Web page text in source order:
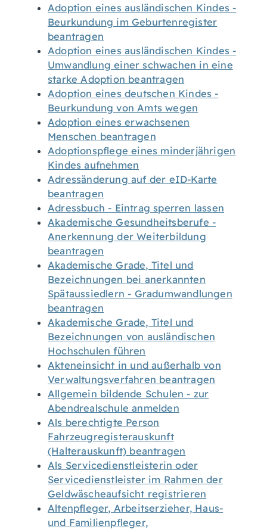
Adoption eines ausländischen Kindes -
Beurkundung im Geburtenregister
beantragen
Adoption eines ausländischen Kindes -
Umwandlung einer schwachen in eine
starke Adoption beantragen
Adoption eines deutschen Kindes -
Beurkundung von Amts wegen
Adoption eines erwachsenen
Menschen beantragen
Adoptionspflege eines minderjährigen
Kindes aufnehmen
Adressänderung auf der eID-Karte
beantragen
Adressbuch - Eintrag sperren lassen
Akademische Gesundheitsberufe -
Anerkennung der Weiterbildung
beantragen
Akademische Grade, Titel und
Bezeichnungen bei anerkannten
Spätaussiedlern - Gradumwandlungen
beantragen
Akademische Grade, Titel und
Bezeichnungen von ausländischen
Hochschulen führen
Akteneinsicht in und außerhalb von
Verwaltungsverfahren beantragen
Allgemein bildende Schulen - zur
Abendrealschule anmelden
Als berechtigte Person
Fahrzeugregisterauskunft
(Halterauskunft) beantragen
Als Servicedienstleisterin oder
Servicedienstleister im Rahmen der
Geldwäscheaufsicht registrieren
Altenpfleger, Arbeitserzieher, Haus-
und Familienpfleger,